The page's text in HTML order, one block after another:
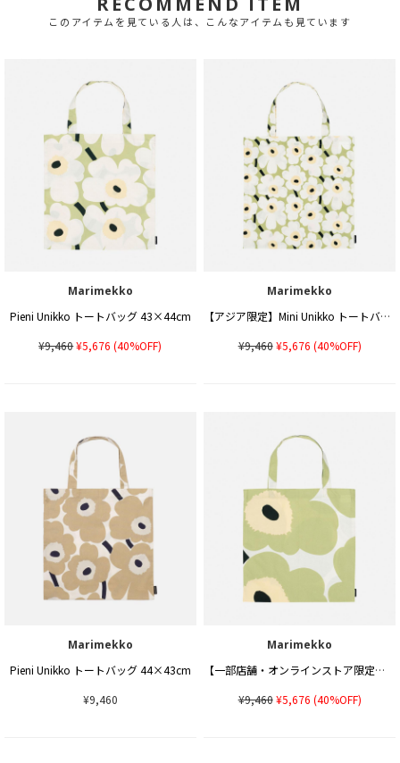
このアイテムを見ている人は、こんなアイテムも見ています
Marimekko
Pieni Unikko トートバッグ 43×44cm
¥9,460¥5,676 (40%OFF)
Marimekko
【アジア限定】Mini Unikko トートバッグ 43×44cm
¥9,460¥5,676 (40%OFF)
Marimekko
Pieni Unikko トートバッグ 44×43cm
¥9,460
Marimekko
【一部店舗・オンラインストア限定】Unikko トートバッグ 43×44cm
¥9,460¥5,676 (40%OFF)